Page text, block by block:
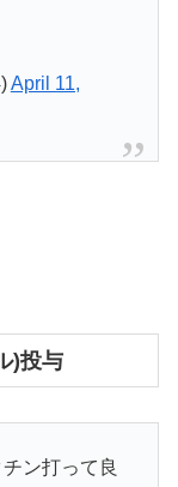
April 11,
)投与
ン打って良